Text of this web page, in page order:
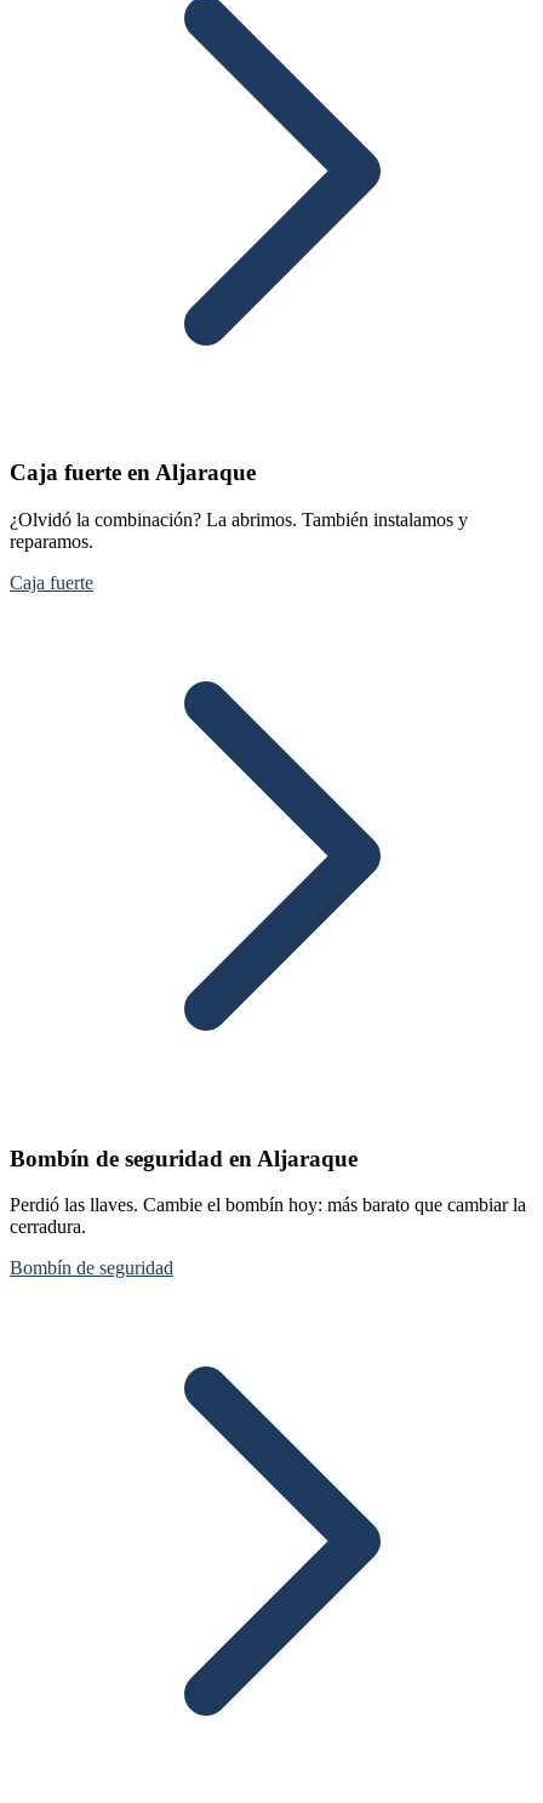
Caja fuerte en Aljaraque
¿Olvidó la combinación? La abrimos. También instalamos y
reparamos.
Caja fuerte
Bombín de seguridad en Aljaraque
Perdió las llaves. Cambie el bombín hoy: más barato que cambiar la
cerradura.
Bombín de seguridad